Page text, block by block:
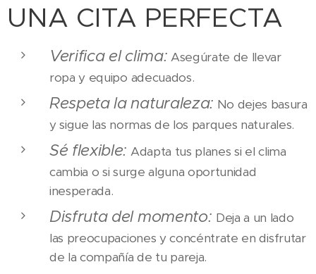
UNA CITA PERFECTA
Verifica el clima: Asegúrate de llevar
ropa y equipo adecuados.
Respeta la naturaleza: No dejes basura
y sigue las normas de los parques naturales.
Sé flexible: Adapta tus planes si el clima
cambia o si surge alguna oportunidad
inesperada.
Disfruta del momento: Deja a un lado
las preocupaciones y concéntrate en disfrutar
de la compañía de tu pareja.